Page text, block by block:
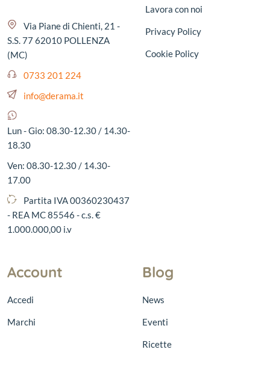
Via Piane di Chienti, 21 -
S.S. 77 62010 POLLENZA
(MC)
0733 201 224
info@derama.it
Lun - Gio: 08.30-12.30 / 14.30-
18.30
Ven: 08.30-12.30 / 14.30-
17.00
Partita IVA 00360230437
- REA MC 85546 - c.s. €
1.000.000,00 i.v
Lavora con noi
Privacy Policy
Cookie Policy
Account
Accedi
Marchi
Blog
News
Eventi
Ricette